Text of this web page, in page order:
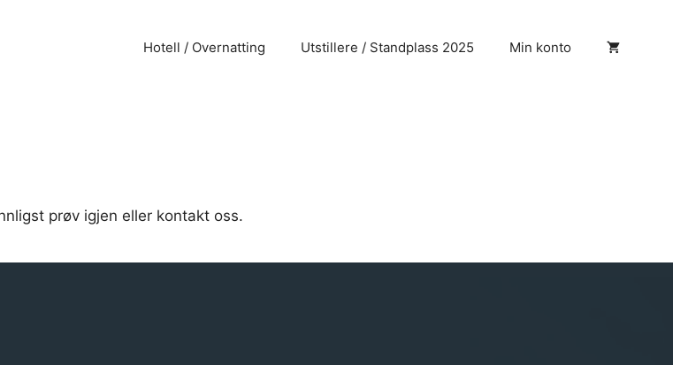
Hotell / Overnatting Utstillere / Standplass 2025 Min konto
prøv igjen eller kontakt oss.